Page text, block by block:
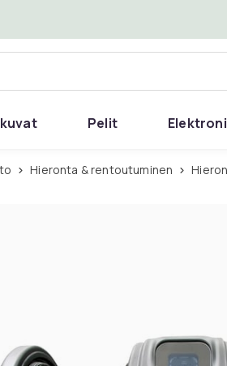
Pelit
Hieronta & rentoutuminen